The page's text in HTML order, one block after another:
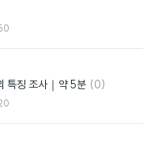
특징 조사｜약 5분 댓
(0)